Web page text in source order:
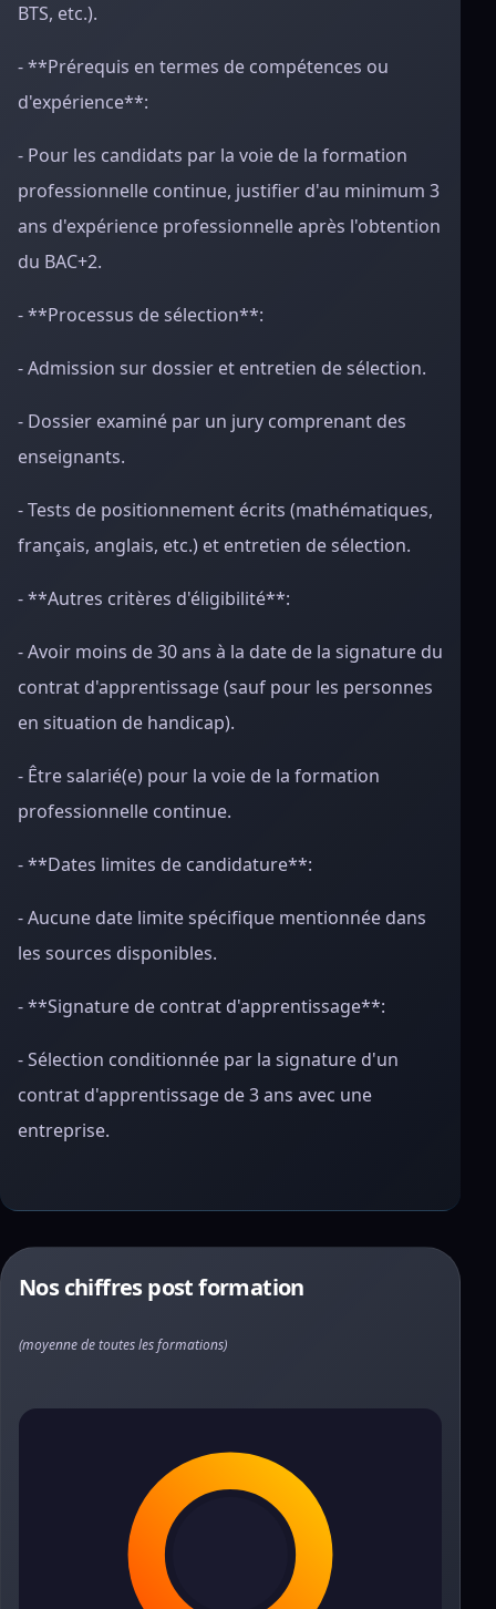
BTS, etc.).
- **Prérequis en termes de compétences ou
d'expérience**:
- Pour les candidats par la voie de la formation
professionnelle continue, justifier d'au minimum 3
ans d'expérience professionnelle après l'obtention
du BAC+2.
- **Processus de sélection**:
- Admission sur dossier et entretien de sélection.
- Dossier examiné par un jury comprenant des
enseignants.
- Tests de positionnement écrits (mathématiques,
français, anglais, etc.) et entretien de sélection.
- **Autres critères d'éligibilité**:
- Avoir moins de 30 ans à la date de la signature du
contrat d'apprentissage (sauf pour les personnes
en situation de handicap).
- Être salarié(e) pour la voie de la formation
professionnelle continue.
- **Dates limites de candidature**:
- Aucune date limite spécifique mentionnée dans
les sources disponibles.
- **Signature de contrat d'apprentissage**:
- Sélection conditionnée par la signature d'un
contrat d'apprentissage de 3 ans avec une
entreprise.
Nos chiffres post formation
(moyenne de toutes les formations)